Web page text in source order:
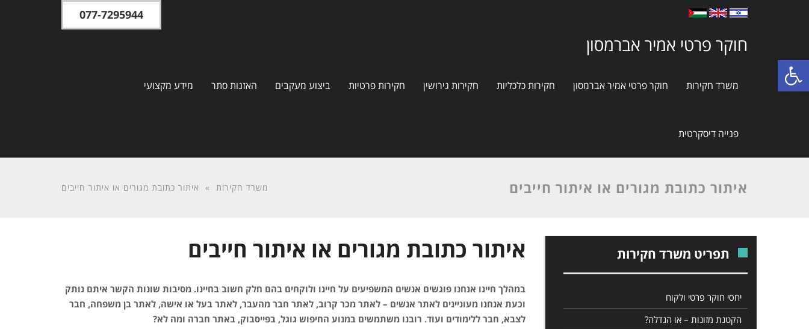
פתח סרגל נגישות
077-7295944
חוקר פרטי אמיר אברמסון
משרד חקירות חוקר פרטי אמיר אברמסון חקירות כלכליות חקירות גירושין חקירות פרטיות ביצוע מעקבים האזנות סתר מידע מקצועי
פנייה דיסקרטית
איתור כתובת מגורים או איתור חייבים משרד חקירות » איתור כתובת מגורים או איתור חייבים
איתור כתובת מגורים או איתור חייבים
במהלך חיינו אנחנו פוגשים אנשים המשפיעים על חיינו ולוקחים בהם חלק חשוב בחיינו. מסיבות שונות הקשר איתם נותק
וכעת אנחנו מעוניינים לאתר אנשים – לאתר מכר קרוב, לאתר חבר מהעבר, לאתר בעל או אישה, לאתר בן משפחה, חבר
לצבא, חבר ללימודים ועוד. רובנו משתמשים במנוע החיפוש גוגל, בפייסבוק, באתר חברה ומה לא?
תפריט משרד חקירות
יחסי חוקר פרטי ולקוח
הקטנת מזונות – או הגדלה?